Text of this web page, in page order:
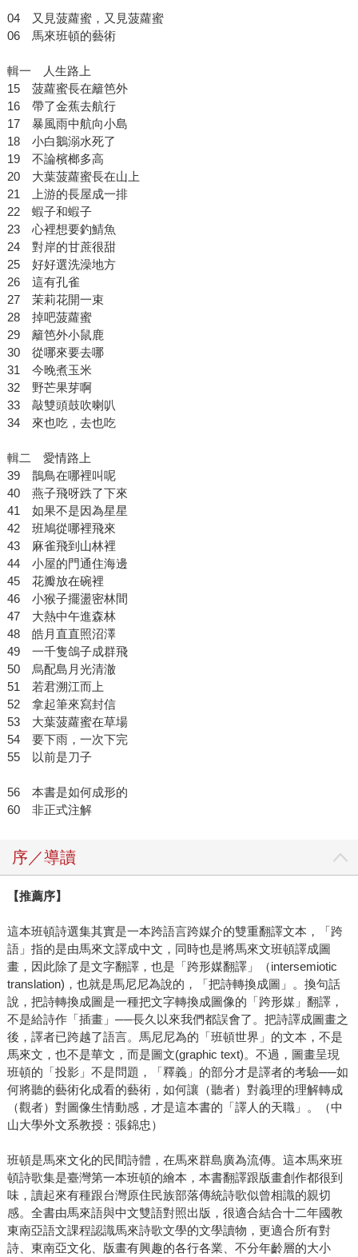
04 又見菠蘿蜜，又見菠蘿蜜
06 馬來班頓的藝術
輯一 人生路上
15 菠蘿蜜長在籬笆外
16 帶了金蕉去航行
17 暴風雨中航向小島
18 小白鵝溺水死了
19 不論檳榔多高
20 大葉菠蘿蜜長在山上
21 上游的長屋成一排
22 蝦子和蝦子
23 心裡想要釣鯖魚
24 對岸的甘蔗很甜
25 好好選洗澡地方
26 這有孔雀
27 茉莉花開一束
28 掉吧菠蘿蜜
29 籬笆外小鼠鹿
30 從哪來要去哪
31 今晚煮玉米
32 野芒果芽啊
33 敲雙頭鼓吹喇叭
34 來也吃，去也吃
輯二 愛情路上
39 鵲鳥在哪裡叫呢
40 燕子飛呀跌了下來
41 如果不是因為星星
42 班鳩從哪裡飛來
43 麻雀飛到山林裡
44 小屋的門通住海邊
45 花瓣放在碗裡
46 小猴子擺盪密林間
47 大熱中午進森林
48 皓月直直照沼澤
49 一千隻鴿子成群飛
50 烏配島月光清澈
51 若君溯江而上
52 拿起筆來寫封信
53 大葉菠蘿蜜在草場
54 要下雨，一次下完
55 以前是刀子
56 本書是如何成形的
60 非正式注解
序／導讀
【推薦序】
這本班頓詩選集其實是一本跨語言跨媒介的雙重翻譯文本，「跨
語」指的是由馬來文譯成中文，同時也是將馬來文班頓譯成圖
畫，因此除了是文字翻譯，也是「跨形媒翻譯」（intersemiotic
translation)，也就是馬尼尼為說的，「把詩轉換成圖」。換句話
說，把詩轉換成圖是一種把文字轉換成圖像的「跨形媒」翻譯，
不是給詩作「插畫」──長久以來我們都誤會了。把詩譯成圖畫之
後，譯者已跨越了語言。馬尼尼為的「班頓世界」的文本，不是
馬來文，也不是華文，而是圖文(graphic text)。不過，圖畫呈現
班頓的「投影」不是問題，「釋義」的部分才是譯者的考驗──如
何將聽的藝術化成看的藝術，如何讓（聽者）對義理的理解轉成
（觀者）對圖像生情動感，才是這本書的「譯人的天職」。（中
山大學外文系教授：張錦忠）
班頓是馬來文化的民間詩體，在馬來群島廣為流傳。這本馬來班
頓詩歌集是臺灣第一本班頓的繪本，本書翻譯跟版畫創作都很到
味，讀起來有種跟台灣原住民族部落傳統詩歌似曾相識的親切
感。全書由馬來語與中文雙語對照出版，很適合結合十二年國教
東南亞語文課程認識馬來詩歌文學的文學讀物，更適合所有對
詩、東南亞文化、版畫有興趣的各行各業、不分年齡層的大小